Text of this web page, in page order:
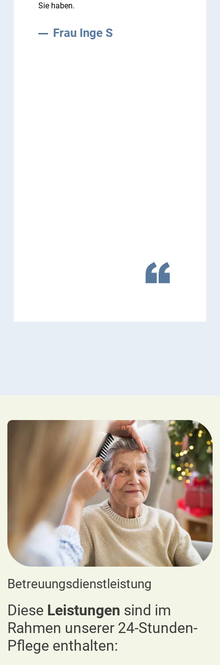
Sie haben.
Frau Inge S
Betreuungsdienstleistung
Diese Leistungen sind im
Rahmen unserer 24-Stunden-
Pflege enthalten: